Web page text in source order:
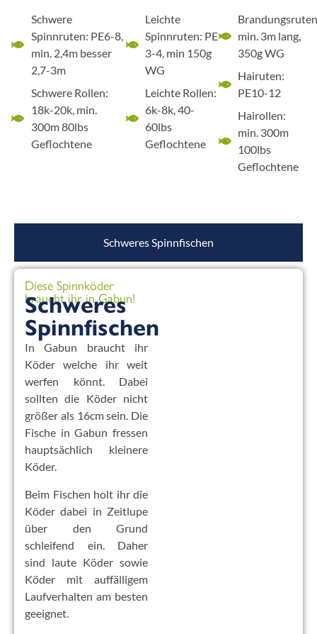
Schwere
Spinnruten: PE6-8,
min. 2,4m besser
2,7-3m
Schwere Rollen:
18k-20k, min.
300m 80lbs
Geflochtene
Leichte
Spinnruten: PE
3-4, min 150g
WG
Leichte Rollen:
6k-8k, 40-
60lbs
Geflochtene
min. 3m lang,
350g WG
Hairuten:
PE10-12
Hairollen:
min. 300m
100lbs
Geflochtene
Schweres Spinnfischen
Diese Spinnköder
braucht ihr in Gabun!
Schweres
Spinnfischen
In Gabun braucht ihr
Köder welche ihr weit
werfen könnt. Dabei
sollten die Köder nicht
größer als 16cm sein. Die
Fische in Gabun fressen
hauptsächlich kleinere
Köder.
Beim Fischen holt ihr die
Köder dabei in Zeitlupe
über den Grund
schleifend ein. Daher
sind laute Köder sowie
Köder mit auffälligem
Laufverhalten am besten
geeignet.